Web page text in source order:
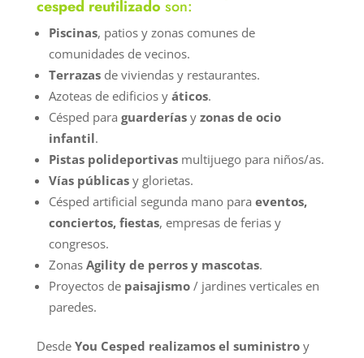
cesped reutilizado son:
Piscinas, patios y zonas comunes de
comunidades de vecinos.
Terrazasde viviendas y restaurantes.
Azoteas de edificios y áticos.
Césped para guarderíasy zonas de ocio
infantil.
Pistas polideportivasmultijuego para niños/as.
Vías públicasy glorietas.
Césped artificial segunda mano para eventos,
conciertos, fiestas, empresas de ferias y
congresos.
Zonas Agility de perros y mascotas.
Proyectos de paisajismo/ jardines verticales en
paredes.
Desde You Cesped realizamos el suministroy